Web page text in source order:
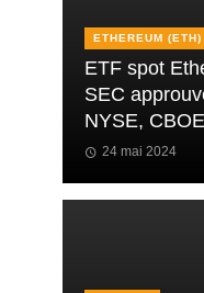
ETHEREUM (ETH)
ETF spot
SEC
NYSE,
24 mai 2024